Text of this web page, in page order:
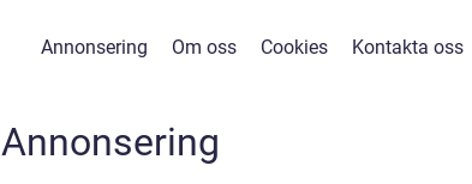
Annonsering Om oss Cookies Kontakta oss
Annonsering